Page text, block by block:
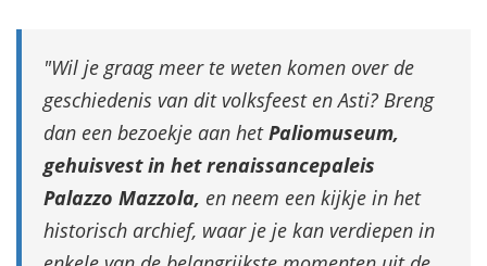
Wil je graag meer te weten komen over de
geschiedenis van dit volksfeest en Asti? Breng
dan een bezoekje aan hetPaliomuseum,
gehuisvest in het renaissancepaleis
Palazzo Mazzola, en neem een kijkje in het
historisch archief, waar je je kan verdiepen in